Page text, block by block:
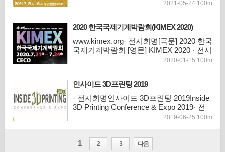
시회명[국문] 2021 제조자동화기술전[약
홀 (면적 7,719㎡)· 주 최경상남도, 창원시·
주 관한국기계산업진흥회· 전시분야- 오토
메이션&스마트팩토리 : [오토메이션] 자동
화기기, 자동화시스...
2021-05-24 100m
2020 한국국제기계박람회(KIMEX 2020)
www.kimex.org· 전시회명[국문] 2020 한국
국제기계박람회 [영문] KIMEX 2020 · 전시
시간2020. 7. 21(화) ~ 7. 24(금) [4일간]· 전
스· 전시품목 금속가공/기계기술/오토메이
션/스마트팩토리/측정/검사기술/에너지절
감/냉난방기술/부품/소재기술/기타 건설기
계, 섬유기계, 운반·...
2020-01-15 100m
인사이드 3D프린팅 2019
· 전시회명인사이드 3D프린팅 2019Inside
3D Printing Conference & Expo 2019· 전
시시간2019년 6월 26일(수)~28일(금), 총
홈페이지http://inside3dprinting.co.kr/2019·
2019-06-25 100m
1 2 3 다음